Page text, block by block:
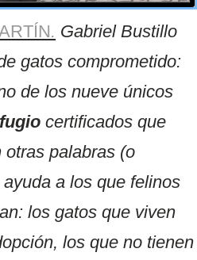
. Gabriel Bustillo
gatos comprometido:
de los nueve únicos
certificados que
palabras (o
a los que felinos
los gatos que viven
los que no tienen